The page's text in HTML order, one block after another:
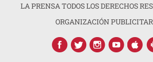
LA PRENSA TODOS LOS DERECHOS
ORGANIZACIÓN